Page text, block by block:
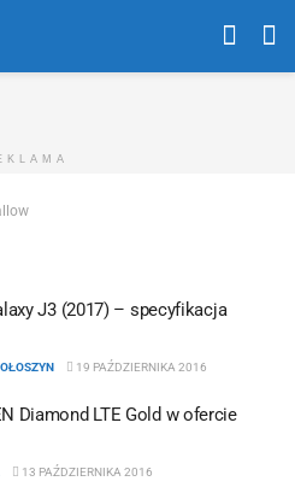
J3 (2017) – specyfikacja
19 PAŹDZIERNIKA 2016
Diamond LTE Gold w ofercie
13 PAŹDZIERNIKA 2016